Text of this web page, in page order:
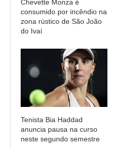
Chevette Monza é
consumido por incêndio na
zona rústico de São João
do Ivaí
Tenista Bia Haddad
anuncia pausa na curso
neste segundo semestre